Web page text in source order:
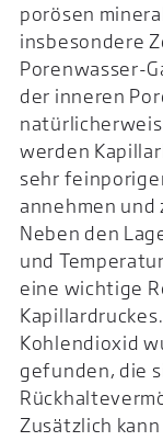
porösen
insbesondere
Porenwasser-
der inneren
werden
sehr
annehmen
Neben den
und
eine wichtige
Kohlendioxid
gefunden, die
Zusätzlich